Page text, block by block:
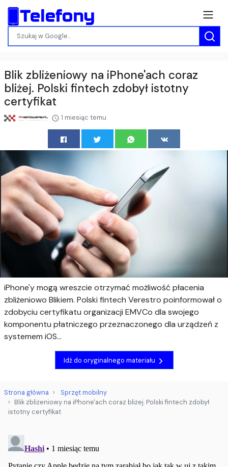
Blik zbliżeniowy na iPhone'ach coraz
bliżej. Polski fintech zdobył istotny
certyfikat
1 miesiąc temu
iPhone'y mogą wreszcie otrzymać możliwość płacenia
zbliżeniowo Blikiem. Polski fintech Verestro poinformował o
zdobyciu certyfikatu organizacji EMVCo dla swojego
komponentu płatniczego przeznaczonego dla urządzeń z
systemem iOS...
Idź do oryginalnego materiału
Strona główna
Sprzęt mobilny
Blik zbliżeniowy na iPhone'ach coraz bliżej. Polski fintech zdobył
istotny certyfikat